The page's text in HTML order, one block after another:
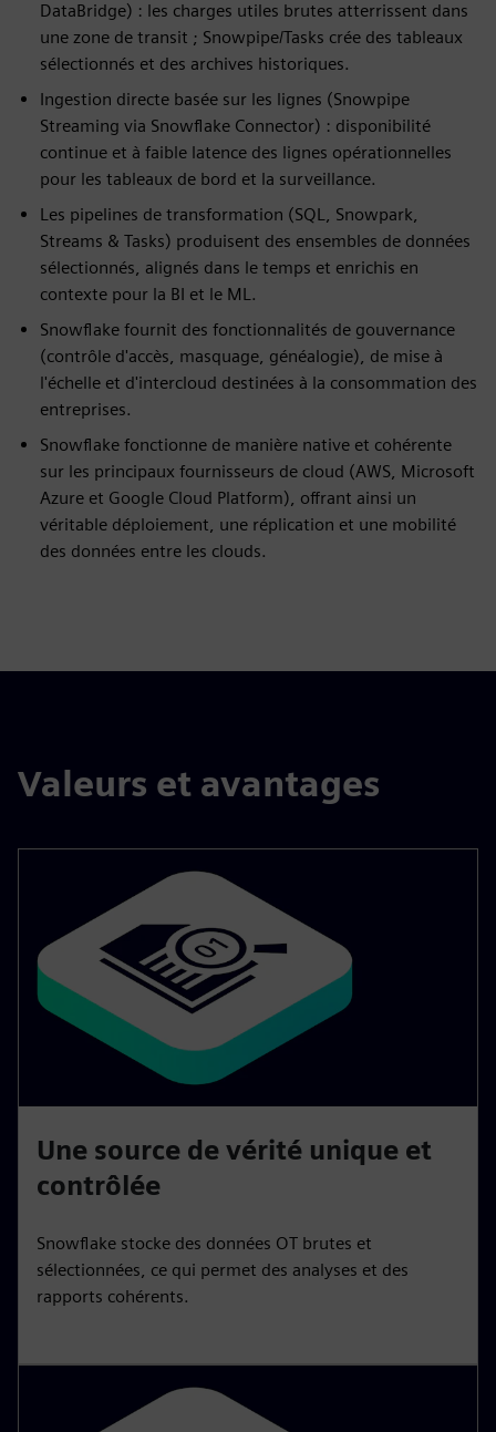
DataBridge) : les charges utiles brutes atterrissent dans
une zone de transit ; Snowpipe/Tasks crée des tableaux
sélectionnés et des archives historiques.
Ingestion directe basée sur les lignes (Snowpipe
Streaming via Snowflake Connector) : disponibilité
continue et à faible latence des lignes opérationnelles
pour les tableaux de bord et la surveillance.
Les pipelines de transformation (SQL, Snowpark,
Streams & Tasks) produisent des ensembles de données
sélectionnés, alignés dans le temps et enrichis en
contexte pour la BI et le ML.
Snowflake fournit des fonctionnalités de gouvernance
(contrôle d'accès, masquage, généalogie), de mise à
l'échelle et d'intercloud destinées à la consommation des
entreprises.
Snowflake fonctionne de manière native et cohérente
sur les principaux fournisseurs de cloud (AWS, Microsoft
Azure et Google Cloud Platform), offrant ainsi un
véritable déploiement, une réplication et une mobilité
des données entre les clouds.
Valeurs et avantages
Une source de vérité unique et
contrôlée
Snowflake stocke des données OT brutes et
sélectionnées, ce qui permet des analyses et des
rapports cohérents.